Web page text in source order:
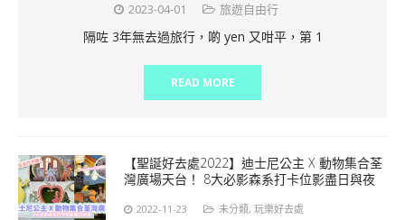
2023-04-01 旅遊自由行
隔咗 3年無去過旅行，啲 yen 又咁平，第 1
READ MORE
【聖誕好去處2022】迪士尼公主 X 動物集合荃
灣廣場天台！ 8大必影森系打卡位影盡日與夜
2022-11-23 未分類, 玩樂好去處